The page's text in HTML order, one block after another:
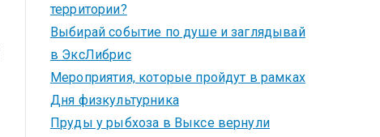
территории?
Выбирай событие по душе и заглядывай
в ЭксЛибрис
Мероприятия, которые пройдут в рамках
Дня физкультурника
Пруды у рыбхоза в Выксе вернули